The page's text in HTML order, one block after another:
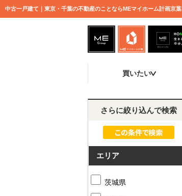
中古一戸建て｜東京・千葉の不動産のことならMEマイホーム計画京葉
買いたい
さらに絞り込んで検索
エリア
茨城県